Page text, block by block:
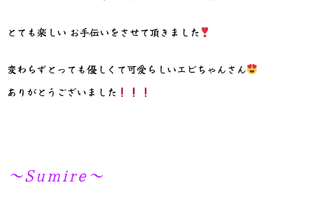
とても楽しい お手伝いをさせて頂きました
変わらずとっても優しくて可愛らしいエビちゃんさん
ありがとうございました
～Sumire～